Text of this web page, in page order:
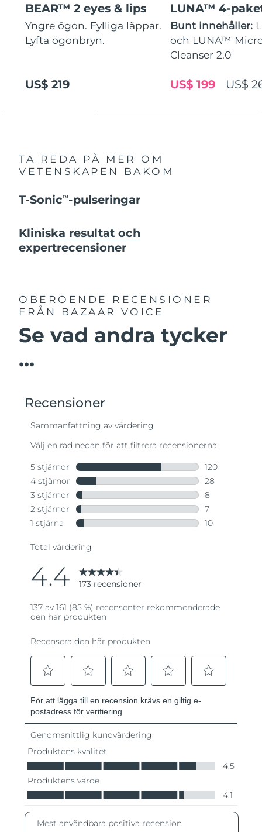
BEAR™ 2 eyes & lips
Yngre ögon. Fylliga läppar.
Lyfta ögonbryn.
US$ 219
LUNA™ 4-
Bunt innehåller:
och LUNA™
Cleanser 2.0
US$
US$ 199
TA REDA PÅ MER OM
VETENSKAPEN BAKOM
T-SonicTM -pulseringar
Kliniska resultat och
expertrecensioner
OBEROENDE RECENSIONER
FRÅN BAZAAR VOICE
Se vad andra tycker
...